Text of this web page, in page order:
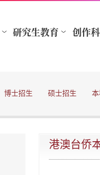
博士招生 硕士招生
港澳台侨